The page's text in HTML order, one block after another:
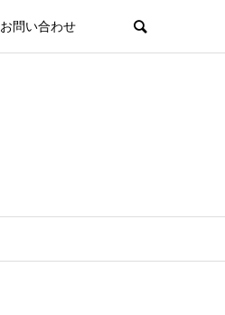
お問い合わせ